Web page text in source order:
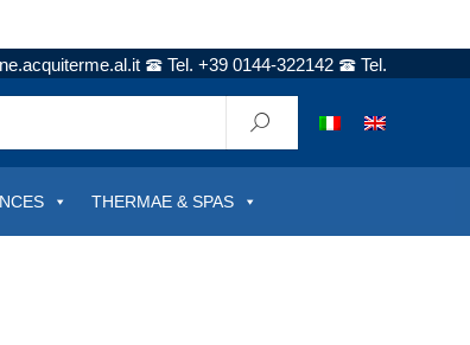
Tel. +39 0144-322142
Tel.
THERMAE & SPAS